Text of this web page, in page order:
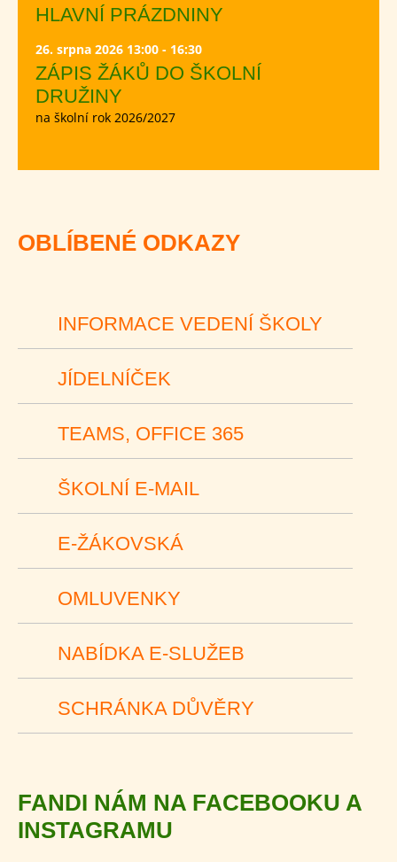
HLAVNÍ PRÁZDNINY
26. srpna 2026 13:00 - 16:30
ZÁPIS ŽÁKŮ DO ŠKOLNÍ
DRUŽINY
na školní rok 2026/2027
OBLÍBENÉ ODKAZY
INFORMACE VEDENÍ ŠKOLY
JÍDELNÍČEK
TEAMS, OFFICE 365
ŠKOLNÍ E-MAIL
E-ŽÁKOVSKÁ
OMLUVENKY
NABÍDKA E-SLUŽEB
SCHRÁNKA DŮVĚRY
FANDI NÁM NA FACEBOOKU A
INSTAGRAMU